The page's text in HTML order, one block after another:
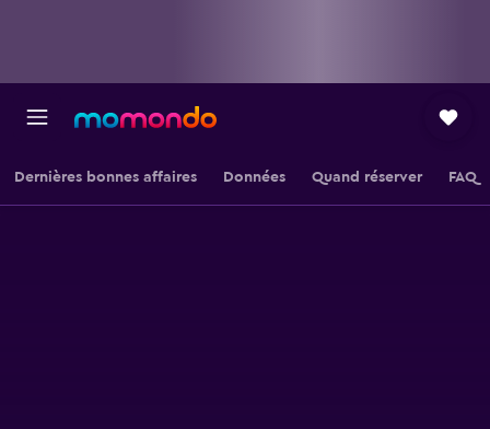
Dernières bonnes affaires Données Quand réserver FAQ